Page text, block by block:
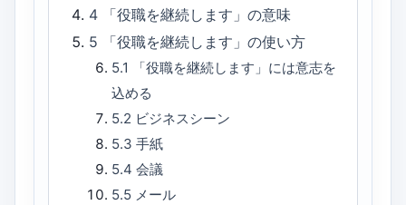
4
「役職を継続します」の意味
5
「役職を継続します」の使い方
5.1
「役職を継続します」には意志を
込める
5.2 ビジネスシーン
5.3 手紙
5.4 会議
5.5 メール